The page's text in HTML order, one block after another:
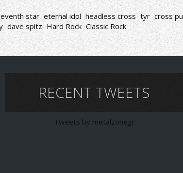
star eternal idol headless cross tyr cross
dave spitz Hard Rock Classic Rock
RECENT TWEETS
Tweets by metalzonegr